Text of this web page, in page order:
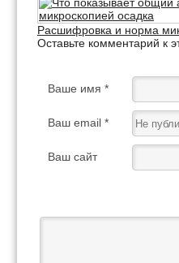
Расшифровка и норма
Оставьте комментарий к
Ваше имя *
Ваш email *
Ваш сайт